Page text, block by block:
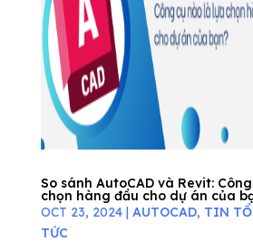
So sánh AutoCAD và Revit:
chọn hàng đầu cho dự án của
OCT 23, 2024| AUTOCAD, TIN
TỨC